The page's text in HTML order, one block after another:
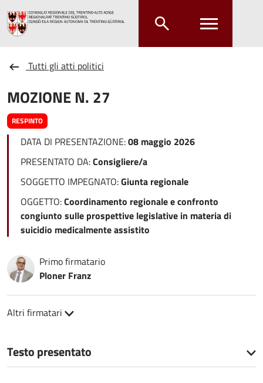
Tutti gli atti politici
MOZIONE N. 27
RESPINTO
DATA DI PRESENTAZIONE:08 maggio 2026
PRESENTATO DA:Consigliere/a
SOGGETTO IMPEGNATO:Giunta regionale
OGGETTO:Coordinamento regionale e confronto
congiunto sulle prospettive legislative in materia di
suicidio medicalmente assistito
Primo firmatario
Ploner Franz
Altri firmatari
Testo presentato